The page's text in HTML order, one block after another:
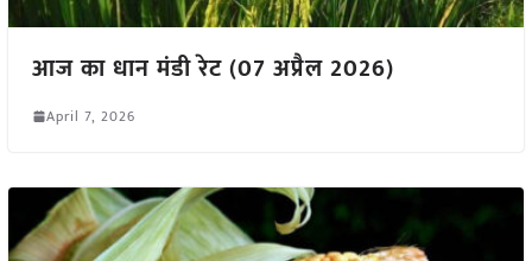
आज का धान मंडी रेट (07 अप्रैल 2026)
April 7, 2026